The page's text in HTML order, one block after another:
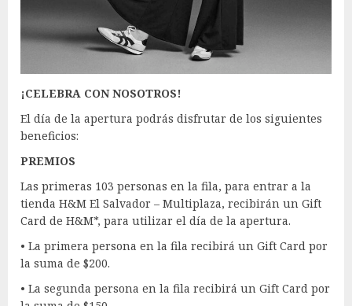
¡CELEBRA CON NOSOTROS!
El día de la apertura podrás disfrutar de los siguientes
beneficios:
PREMIOS
Las primeras 103 personas en la fila, para entrar a la
tienda H&M El Salvador – Multiplaza, recibirán un Gift
Card de H&M*, para utilizar el día de la apertura.
• La primera persona en la fila recibirá un Gift Card por
la suma de $200.
• La segunda persona en la fila recibirá un Gift Card por